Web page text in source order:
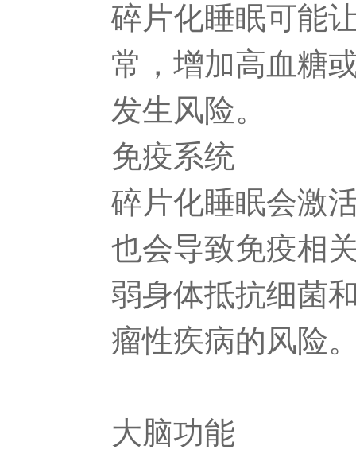
碎片化睡眠可能
常，增加高血糖
发生风险。
免疫系统
碎片化睡眠会激
也会导致免疫相
弱身体抵抗细菌
瘤性疾病的风险
大脑功能